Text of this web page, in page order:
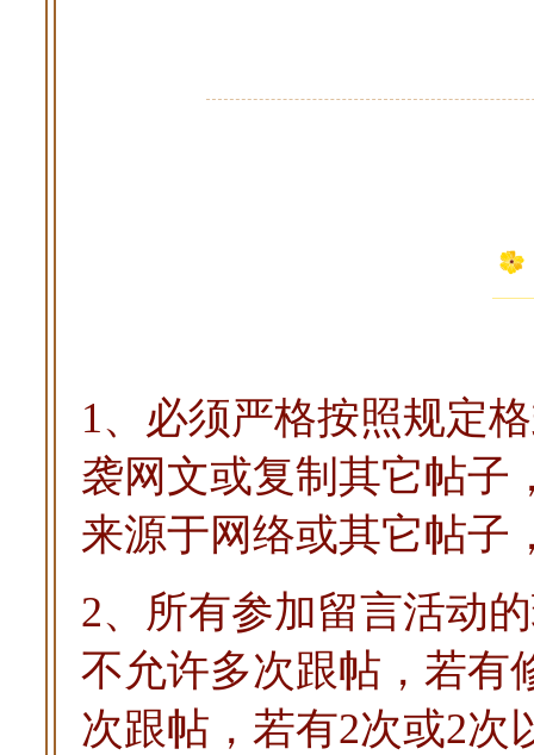
1、必须严格按照规定
袭网文或复制其它帖子
来源于网络或其它帖子
2、所有参加留言活动
不允许多次跟帖，若有
次跟帖，若有2次或2次